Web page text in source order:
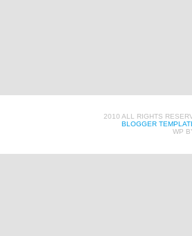
2010 ALL RIGHTS
BLOGGER
WP